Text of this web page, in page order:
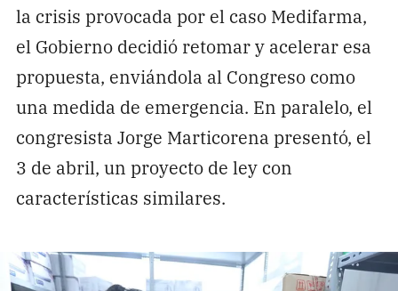
la crisis provocada por el caso Medifarma,
el Gobierno decidió retomar y acelerar esa
propuesta, enviándola al Congreso como
una medida de emergencia. En paralelo, el
congresista Jorge Marticorena presentó, el
3 de abril, un proyecto de ley con
características similares.